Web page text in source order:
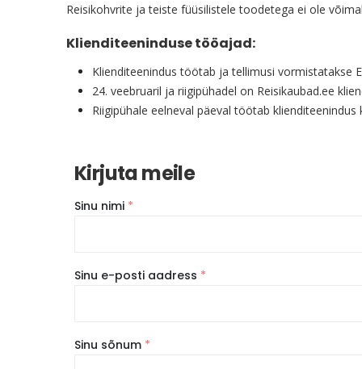
Reisikohvrite ja teiste füüsilistele toodetega ei ole
Klienditeeninduse tööajad:
Klienditeenindus töötab ja tellimusi vormistatakse
24. veebruaril ja riigipühadel on Reisikaubad.ee
Riigipühale eelneval päeval töötab klienditeenindus
Kirjuta meile
Sinu nimi *
Sinu e-posti aadress *
Sinu sõnum *